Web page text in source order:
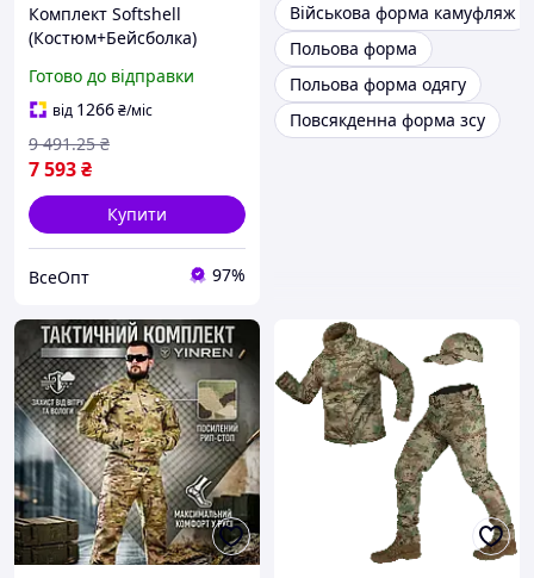
Комплект Softshell
(Костюм+Бейсболка)
Військова форма,
Тактичний одяг, Весна/
Осінь/Зима
Готово до відправки
від 1266₴/міс
7 593₴
9 491.25 ₴
Купити
ВсеОпт 97%
Військова форма камуфляж
Польова форма
Польова форма одягу
Повсякденна форма зсу